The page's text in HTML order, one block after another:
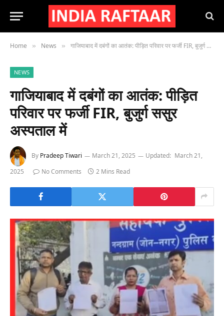
Home » News » गाजियाबाद में दबंगों का आतंक: पीड़ित परिवार पर फर्जी FIR, बुजुर्ग ससुर अस्पताल में
NEWS
गाजियाबाद में दबंगों का आतंक: पीड़ित
परिवार पर फर्जी FIR, बुजुर्ग ससुर
अस्पताल में
By Pradeep Tiwari March 21, 2025 Updated: March 21,
2025
No Comments 2 Mins Read